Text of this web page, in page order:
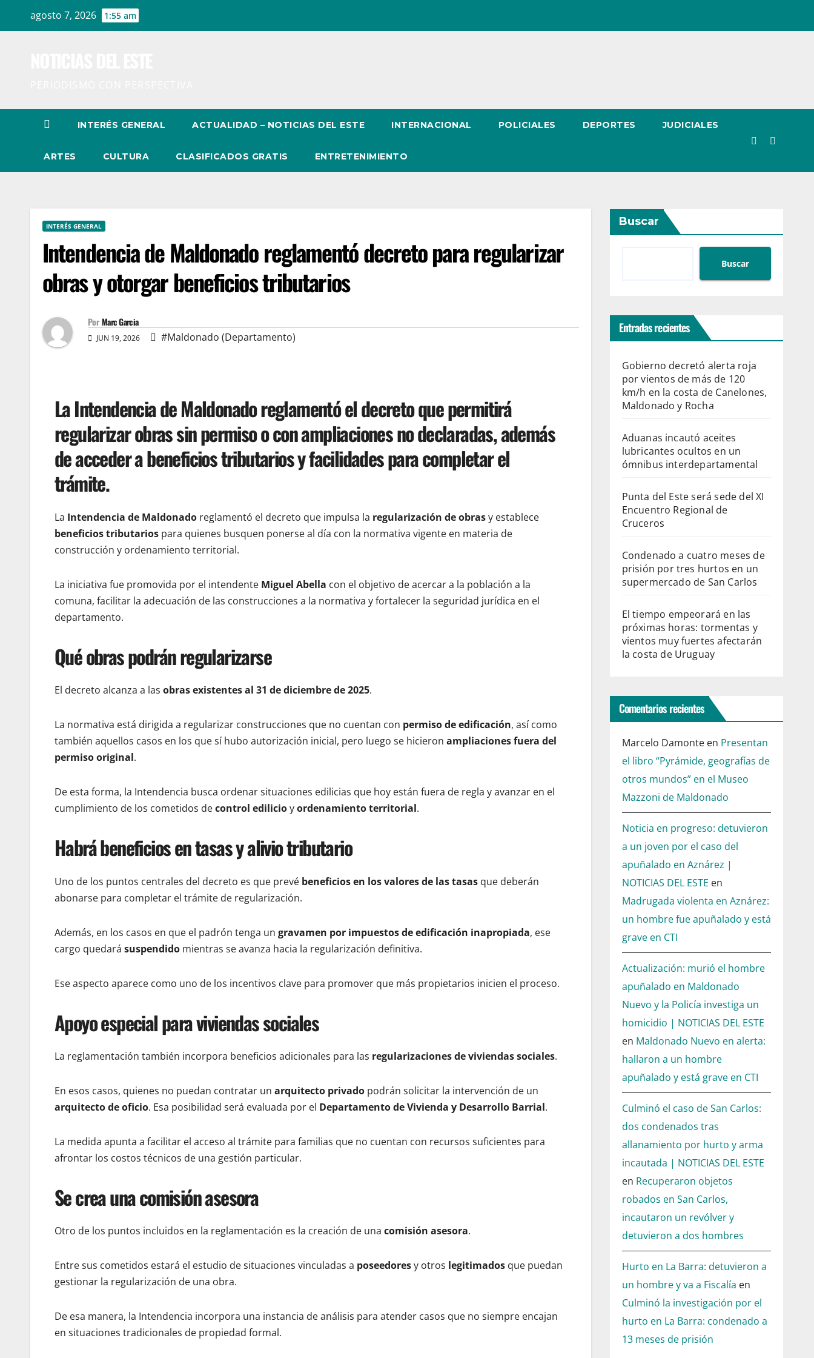
agosto 7, 2026 1:55 am
INTERÉS GENERAL ACTUALIDAD – NOTICIAS DEL ESTE INTERNACIONAL POLICIALES DEPORTES JUDICIALES
ARTES CULTURA CLASIFICADOS GRATIS ENTRETENIMIENTO
INTERÉS GENERAL
Intendencia de Maldonado reglamentó decreto para regularizar
obras y otorgar beneficios tributarios
Por Marc Garcia
JUN 19, 2026 #Maldonado (Departamento)
La Intendencia de Maldonado reglamentó el decreto que permitirá
regularizar obras sin permiso o con ampliaciones no declaradas, además
de acceder a beneficios tributarios y facilidades para completar el
trámite.
La Intendencia de Maldonado reglamentó el decreto que impulsa la regularización de obrasy establece
beneficios tributarios para quienes busquen ponerse al día con la normativa vigente en materia de
construcción y ordenamiento territorial.
La iniciativa fue promovida por el intendente Miguel Abella con el objetivo de acercar a la población a la
comuna, facilitar la adecuación de las construcciones a la normativa y fortalecer la seguridad jurídica en el
departamento.
Qué obras podrán regularizarse
El decreto alcanza a las obras existentes al 31 de diciembre de 2025.
La normativa está dirigida a regularizar construcciones que no cuentan con permiso de edificación, así como
también aquellos casos en los que sí hubo autorización inicial, pero luego se hicieron ampliaciones fuera del
permiso original.
De esta forma, la Intendencia busca ordenar situaciones edilicias que hoy están fuera de regla y avanzar en el
cumplimiento de los cometidos decontrol edilicioyordenamiento territorial.
Habrá beneficios en tasas y alivio tributario
Uno de los puntos centrales del decreto es que prevé beneficios en los valores de las tasas que deberán
abonarse para completar el trámite de regularización.
Además, en los casos en que el padrón tenga un gravamen por impuestos de edificación inapropiada, ese
cargo quedará suspendido mientras se avanza hacia la regularización definitiva.
Ese aspecto aparece como uno de los incentivos clave para promover que más propietarios inicien el proceso.
Apoyo especial para viviendas sociales
La reglamentación también incorpora beneficios adicionales para las regularizaciones de viviendas sociales.
En esos casos, quienes no puedan contratar un arquitecto privado podrán solicitar la intervención de un
arquitecto de oficio. Esa posibilidad será evaluada por el Departamento de Vivienda y Desarrollo Barrial.
La medida apunta a facilitar el acceso al trámite para familias que no cuentan con recursos suficientes para
afrontar los costos técnicos de una gestión particular.
Se crea una comisión asesora
Otro de los puntos incluidos en la reglamentación es la creación de una comisión asesora.
Entre sus cometidos estará el estudio de situaciones vinculadas a poseedoresy otros legitimados que puedan
gestionar la regularización de una obra.
De esa manera, la Intendencia incorpora una instancia de análisis para atender casos que no siempre encajan
en situaciones tradicionales de propiedad formal.
Buscar
Buscar
Entradas recientes
Gobierno decretó alerta roja
por vientos de más de 120
km/h en la costa de Canelones,
Maldonado y Rocha
Aduanas incautó aceites
lubricantes ocultos en un
ómnibus interdepartamental
Punta del Este será sede del XI
Encuentro Regional de
Cruceros
Condenado a cuatro meses de
prisión por tres hurtos en un
supermercado de San Carlos
El tiempo empeorará en las
próximas horas: tormentas y
vientos muy fuertes afectarán
la costa de Uruguay
Comentarios recientes
Marcelo Damonteen Presentan
el libro “Pyrámide, geografías de
otros mundos” en el Museo
Mazzoni de Maldonado
Noticia en progreso: detuvieron
a un joven por el caso del
apuñalado en Aznárez |
NOTICIAS DEL ESTE en
Madrugada violenta en Aznárez:
un hombre fue apuñalado y está
grave en CTI
Actualización: murió el hombre
apuñalado en Maldonado
Nuevo y la Policía investiga un
homicidio | NOTICIAS DEL ESTE
en Maldonado Nuevo en alerta:
hallaron a un hombre
apuñalado y está grave en CTI
Culminó el caso de San Carlos:
dos condenados tras
allanamiento por hurto y arma
incautada | NOTICIAS DEL ESTE
en Recuperaron objetos
robados en San Carlos,
incautaron un revólver y
detuvieron a dos hombres
Hurto en La Barra: detuvieron a
un hombre y va a Fiscalía en
Culminó la investigación por el
hurto en La Barra: condenado a
13 meses de prisión